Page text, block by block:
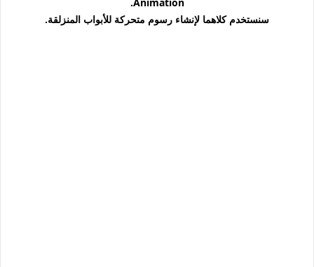
سنستخدم كلاهما لإنشاء رسوم متحركة للأبواب المنزلقة.